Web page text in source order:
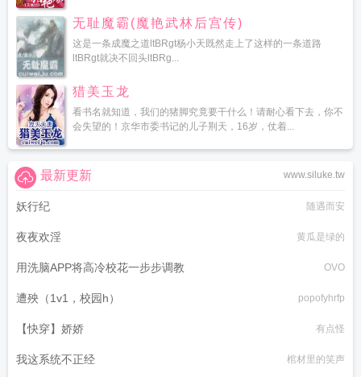
无耻魔霸(魔艳武林后宫传)
这是一条成魔之道ltBRgt杨小天既然走上了这样的一条道路
ltBRgt就决不回头ltBRg...
猎美玉龙
看书名就知道，我们的猪脚究竟要干什么！请耐心看下去，你不
会失望的！京华市委书记的儿子荆天，16岁，仗着...
www.siluke.tw
最新更新
妖行纪 随遇而安
夜夜欢淫 黄瓜是绿的
用洗脑APP将高冷校花一步步调教 OVO
遭殃（1v1，校园h） popofyhrfp
【快穿】娇娇 有点怪
我这系统不正经 棺材里的笑声